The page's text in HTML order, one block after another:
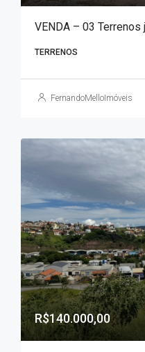
TERRENOS
FernandoMelloImóveis
R$140.000,00